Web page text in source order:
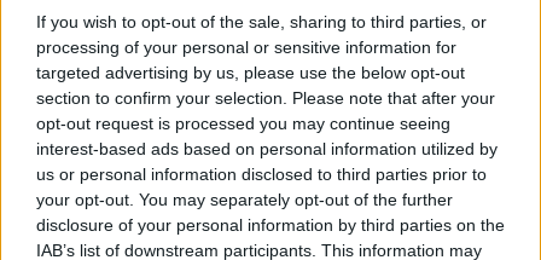
If you wish to opt-out of the sale, sharing to third parties, or
processing of your personal or sensitive information for
targeted advertising by us, please use the below opt-out
section to confirm your selection. Please note that after your
opt-out request is processed you may continue seeing
interest-based ads based on personal information utilized by
us or personal information disclosed to third parties prior to
your opt-out. You may separately opt-out of the further
disclosure of your personal information by third parties on the
IAB’s list of downstream participants. This information may
“Riqualifica” è dedicato alle riqualificazioni,costruzione,
progettazione
con nuove tecnologie e
innovativi
supportando le richieste della clientela, delle società costruttrici, delle
agenzie aderenti alla rete, in modo personalizzato, ispirandosi a
valori di trasparenza e di servizio al cliente, mirando direttamente al
risultato. Forniamo un servizio specifico per le agenzie aderenti alla
rete a ai rispettivi clienti che hanno intenzione di acquistare un
immobile,riqualificaree innovare quello appena acquistato. Non
vogliamo solo limitarci a offrire la più ampia scelta di nuove